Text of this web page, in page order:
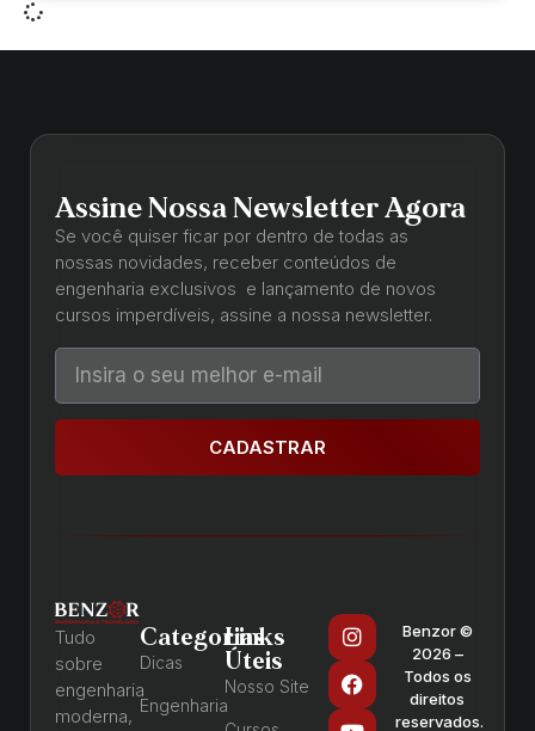
Assine Nossa Newsletter Agora
Se você quiser ficar por dentro de todas as
nossas novidades, receber conteúdos de
engenharia exclusivos e lançamento de novos
cursos imperdíveis, assine a nossa newsletter.
CADASTRAR
Tudo
sobre
engenharia
moderna,
Categorias
Dicas
Engenharia
Links
Úteis
Nosso Site
Benzor ©
2026 –
Todos os
direitos
reservados.